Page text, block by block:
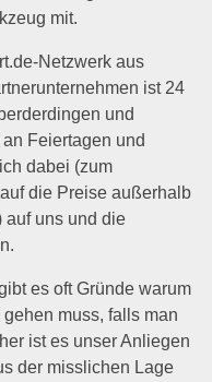
mit.
Netzwerk aus
ist 24
und
Feiertagen und
dabei (zum
die Preise außerhalb
auf uns und die
es oft Gründe warum
muss, falls man
ist es unser Anliegen
der misslichen Lage